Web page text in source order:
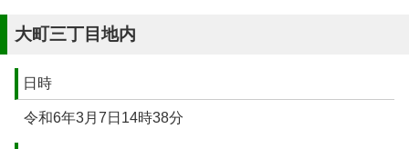
大町三丁目地内
日時
令和6年3月7日14時38分